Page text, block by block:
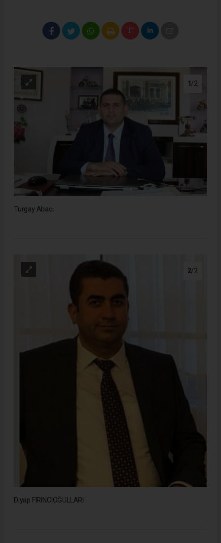
1 /2
Turgay Abacı
2/2
Diyap FIRINCIOĞULLARI